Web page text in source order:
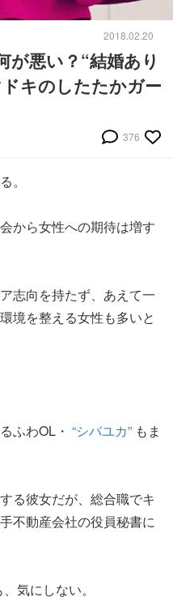
2018.02.20
が悪い？“結婚あり
キのしたたかガー
376
。
から女性への期待は増す
志向を持たず、あえて一
境を整える女性も多いと
ふわOL・ “シバユカ” もま
る彼女だが、総合職でキ
不動産会社の役員秘書に
気にしない。